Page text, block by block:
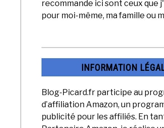
recommande ici sont ceux que
pour moi-même, ma famille ou
INFORMATION
Blog-Picard.fr participe au
d’affiliation Amazon, un
publicité pour les affiliés. En